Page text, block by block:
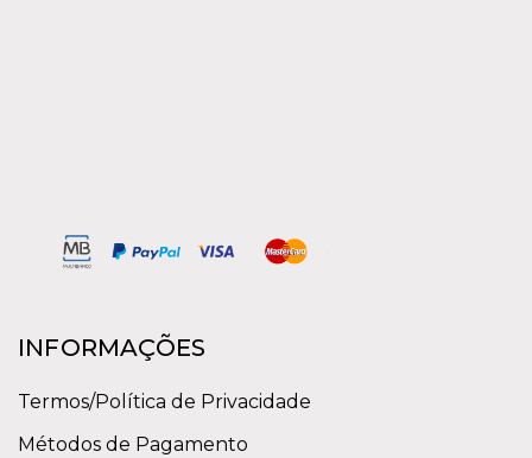
INFORMAÇÕES
Termos/Política de Privacidade
Métodos de Pagamento